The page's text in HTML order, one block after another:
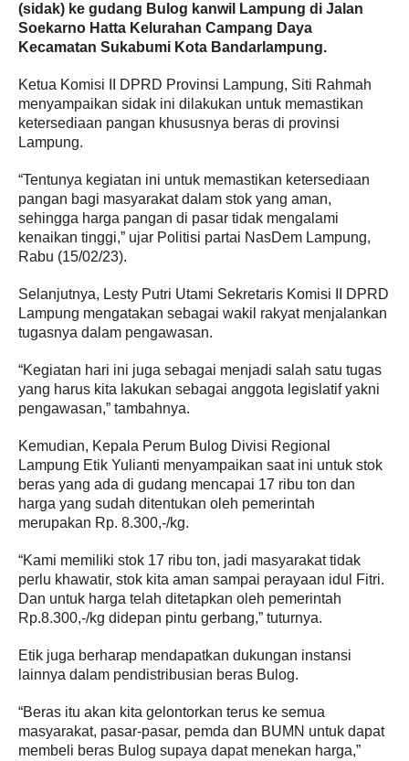
(sidak) ke gudang Bulog kanwil Lampung di Jalan
Soekarno Hatta Kelurahan Campang Daya
Kecamatan Sukabumi Kota Bandarlampung.
Ketua Komisi II DPRD Provinsi Lampung, Siti Rahmah
menyampaikan sidak ini dilakukan untuk memastikan
ketersediaan pangan khususnya beras di provinsi
Lampung.
“Tentunya kegiatan ini untuk memastikan ketersediaan
pangan bagi masyarakat dalam stok yang aman,
sehingga harga pangan di pasar tidak mengalami
kenaikan tinggi,” ujar Politisi partai NasDem Lampung,
Rabu (15/02/23).
Selanjutnya, Lesty Putri Utami Sekretaris Komisi II DPRD
Lampung mengatakan sebagai wakil rakyat menjalankan
tugasnya dalam pengawasan.
“Kegiatan hari ini juga sebagai menjadi salah satu tugas
yang harus kita lakukan sebagai anggota legislatif yakni
pengawasan,” tambahnya.
Kemudian, Kepala Perum Bulog Divisi Regional
Lampung Etik Yulianti menyampaikan saat ini untuk stok
beras yang ada di gudang mencapai 17 ribu ton dan
harga yang sudah ditentukan oleh pemerintah
merupakan Rp. 8.300,-/kg.
“Kami memiliki stok 17 ribu ton, jadi masyarakat tidak
perlu khawatir, stok kita aman sampai perayaan idul Fitri.
Dan untuk harga telah ditetapkan oleh pemerintah
Rp.8.300,-/kg didepan pintu gerbang,” tuturnya.
Etik juga berharap mendapatkan dukungan instansi
lainnya dalam pendistribusian beras Bulog.
“Beras itu akan kita gelontorkan terus ke semua
masyarakat, pasar-pasar, pemda dan BUMN untuk dapat
membeli beras Bulog supaya dapat menekan harga,”